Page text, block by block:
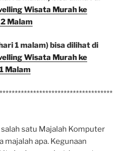
Wisata Murah ke
Malam
1 malam) bisa dilihat di
Wisata Murah ke
Malam
satu Majalah Komputer
majalah apa. Kegunaan